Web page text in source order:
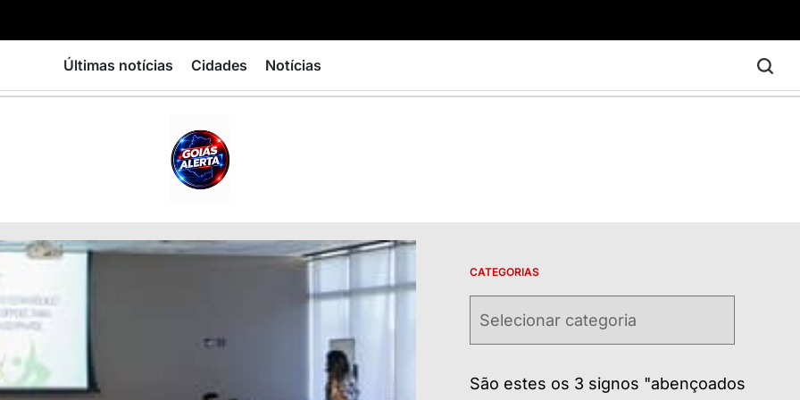
Últimas notícias Cidades Notícias
ALERTA
CATEGORIAS
São estes os 3 signos "abençoados